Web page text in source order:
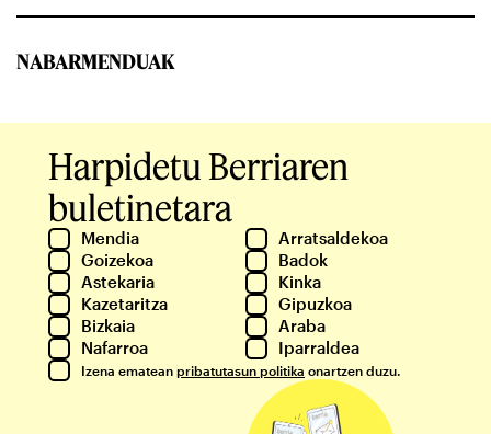
NABARMENDUAK
Harpidetu Berriaren
buletinetara
Mendia
Arratsaldekoa
Goizekoa
Badok
Astekaria
Kinka
Kazetaritza
Gipuzkoa
Bizkaia
Araba
Nafarroa
Iparraldea
Izena ematean pribatutasun politika onartzen duzu.